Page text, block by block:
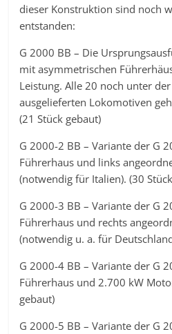
dieser Konstruktion sind noch
entstanden:
G 2000 BB – Die
mit asymmetrischen
Leistung. Alle 20 noch unter
ausgelieferten Lokomotiven
(21 Stück gebaut)
G 2000-2 BB – Variante der G
Führerhaus und links
(notwendig für Italien). (30
G 2000-3 BB – Variante der G
Führerhaus und rechts
(notwendig u. a. für
G 2000-4 BB – Variante der G
Führerhaus und 2.700 kW
gebaut)
G 2000-5 BB – Variante der G